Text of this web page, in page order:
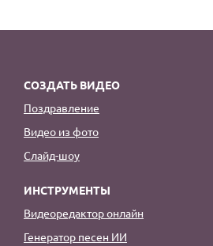
СОЗДАТЬ ВИДЕО
Поздравление
Видео из фото
Слайд-шоу
ИНСТРУМЕНТЫ
Видеоредактор онлайн
Генератор песен ИИ